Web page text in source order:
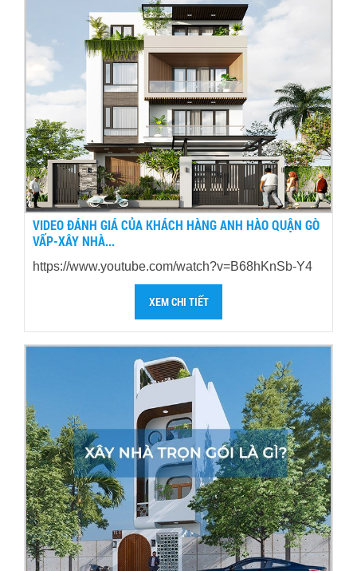
VIDEO ĐÁNH GIÁ CỦA KHÁCH HÀNG ANH HÀO QUẬN GÒ
VẤP-XÂY NHÀ...
https://www.youtube.com/watch?v=B68hKnSb-Y4
XEM CHI TIẾT